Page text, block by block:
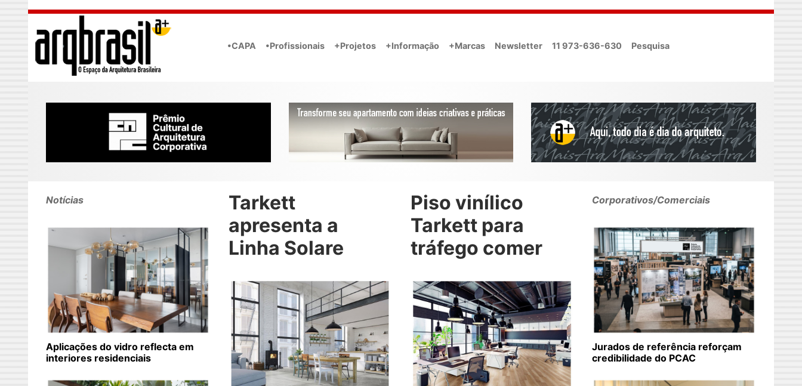
Skip to main content
•CAPA •Profissionais +Projetos +Informação +Marcas Newsletter 11 973-636-630 Pesquisa
Tarkett
apresenta a
Linha Solare
Piso vinílico
Tarkett para
tráfego comer
Notícias
Aplicações do vidro reflecta em
interiores residenciais
Corporativos/Comerciais
Jurados de referência reforçam
credibilidade do PCAC